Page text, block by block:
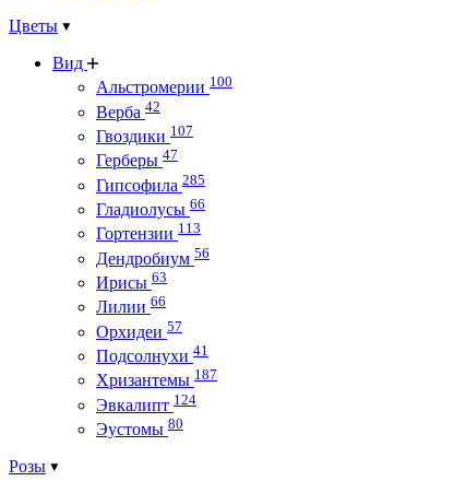
Цветы
Вид
Альстромерии 100
Верба 42
Гвоздики 107
Герберы 47
Гипсофила 285
Гладиолусы 66
Гортензии 113
Дендробиум 56
Ирисы 63
Лилии 66
Орхидеи 57
Подсолнухи 41
Хризантемы 187
Эвкалипт 124
Эустомы 80
Розы